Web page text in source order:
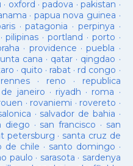
· oxford ·padova ·pakistan ·
· papua nova guinea ·
·patagonia · perpinya ·
pilipinas ·portland · porto ·
· providence ·puebla ·
cana · qatar · qingdao ·
· quito · rabat · rd congo ·
rennes · reno · republica
janeiro · riyadh · roma ·
· rovaniemi · rovereto ·
· salvador de bahia ·
diego · san francisco · san
petersburg · santa cruz de
de chile · santo domingo ·
paulo · sarasota · sardenya